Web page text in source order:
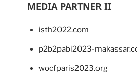
MEDIA PARTNER II
isth2022.com
p2b2pabi2023-
wocfparis2023.org